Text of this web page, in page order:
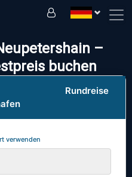
–
buchen
Rundreise
verwenden